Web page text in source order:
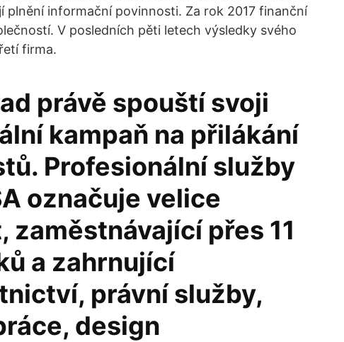
plnění informační povinnosti. Za rok 2017 finanční
V posledních pěti letech výsledky svého
firma.
právě spouští svoji
kampaň na přilákání
Profesionální služby
označuje velice
zaměstnávající přes 11
a zahrnující
právní služby,
design